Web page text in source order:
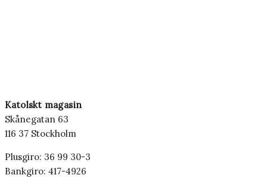
Katolskt magasin
Skånegatan 63
116 37 Stockholm
Plusgiro: 36 99 30-3
Bankgiro: 417-4926